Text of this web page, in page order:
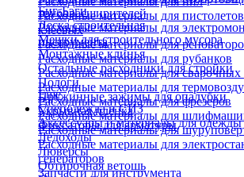
Расходные материалы для
клеевых
Расходные материалы для
Расходные материалы для рубанков
Расходные материалы для сварочных
Расходные материалы для
Расходные материалы для фрезеров
Расходные материалы для
Расходные материалы для
Расходные материалы для
генераторов
Запчасти для инструмента
труборасширителей
Расходные материалы для
инструмента
Биг-Бэги
Леска строительная
Мешки для строительного мусора
Монтажные клинья
Остальные расходники для стройки
Пологи
Пружинные зажимы для опалубки
Укрывная пленка
Фиксаторы для арматуры
Еще
Спецодежда и СИЗ
Аксессуары и материалы для одежды
Ледоходы
Люверсы
Обтирочная ветошь